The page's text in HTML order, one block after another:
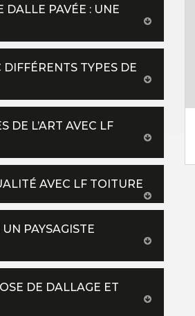
DALLE PAVÉE : UNE
TYPES DE
DE L’ART AVEC LF
AVEC LF TOITURE
PAYSAGISTE
DE DALLAGE ET